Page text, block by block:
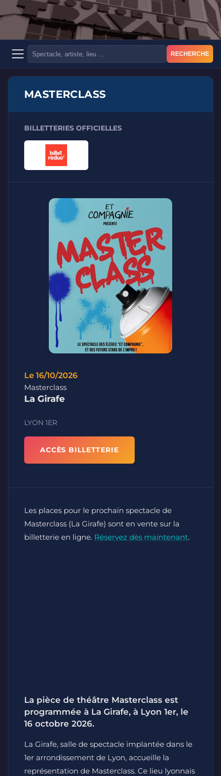
RECHERCHE
MASTERCLASS
BILLETTERIES OFFICIELLES
Le 16/10/2026
Masterclass
La Girafe
LYON 1ER
ACCÈS BILLETTERIE
Les places pour le prochain spectacle de
Masterclass (La Girafe) sont en vente sur la
billetterie en ligne. Réservez dès maintenant.
La pièce de théâtre Masterclass est
programmée à La Girafe, à Lyon 1er, le
16 octobre 2026.
La Girafe, salle de spectacle implantée dans le
1er arrondissement de Lyon, accueille la
représentation de Masterclass. Ce lieu lyonnais